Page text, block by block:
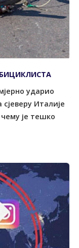
ударио
Италије
је тешко